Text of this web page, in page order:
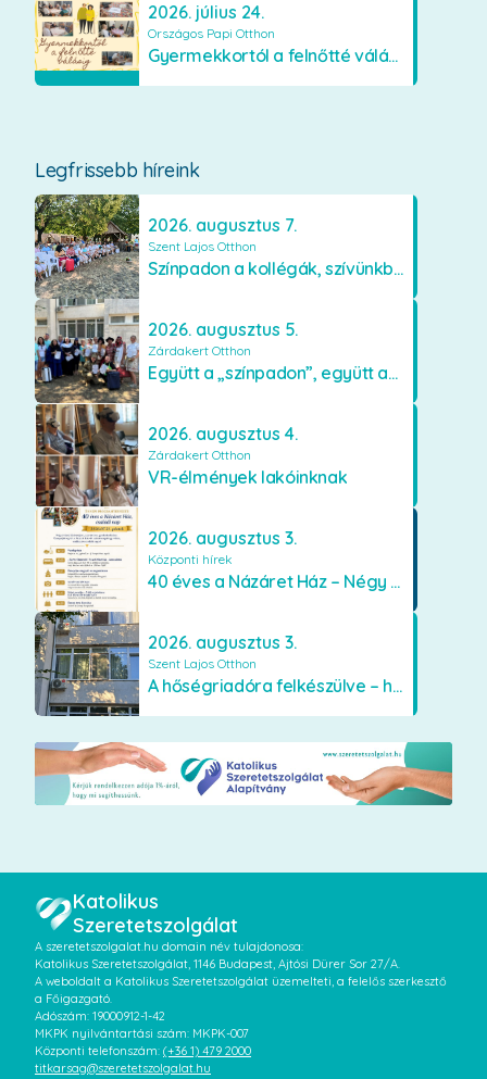
2026. július 24.
Országos Papi Otthon
Gyermekkortól a felnőtté válásig
Legfrissebb híreink
2026. augusztus 7.
Szent Lajos Otthon
Színpadon a kollégák, szívünkben a lakók
2026. augusztus 5.
Zárdakert Otthon
Együtt a „színpadon”, együtt az élményekért 🎭✨
2026. augusztus 4.
Zárdakert Otthon
VR-élmények lakóinknak
2026. augusztus 3.
Központi hírek
40 éves a Názáret Ház – Négy évtized szeretetben és gondoskodásban
2026. augusztus 3.
Szent Lajos Otthon
A hőségriadóra felkészülve – hűsítő fejlesztések a Szent Lajos Otthonban
Katolikus
Szeretetszolgálat
A szeretetszolgalat.hu domain név tulajdonosa:
Katolikus Szeretetszolgálat, 1146 Budapest, Ajtósi Dürer Sor 27/A.
A weboldalt a Katolikus Szeretetszolgálat üzemelteti, a felelős szerkesztő
a Főigazgató.
Adószám: 19000912-1-42
MKPK nyilvántartási szám: MKPK-007
Központi telefonszám: (+36 1) 479 2000
titkarsag@szeretetszolgalat.hu